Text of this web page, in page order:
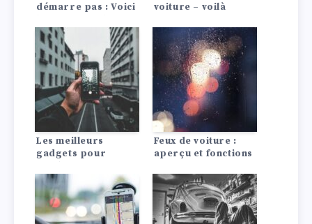
démarre pas : Voici
plus fréquentes !
voiture – voilà
Les meilleurs
gadgets pour
voiture intelligente
Feux de voiture :
aperçu et fonctions